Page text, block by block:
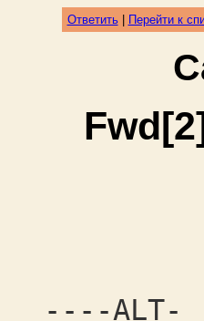
Ответить| Перейти к
----ALT-